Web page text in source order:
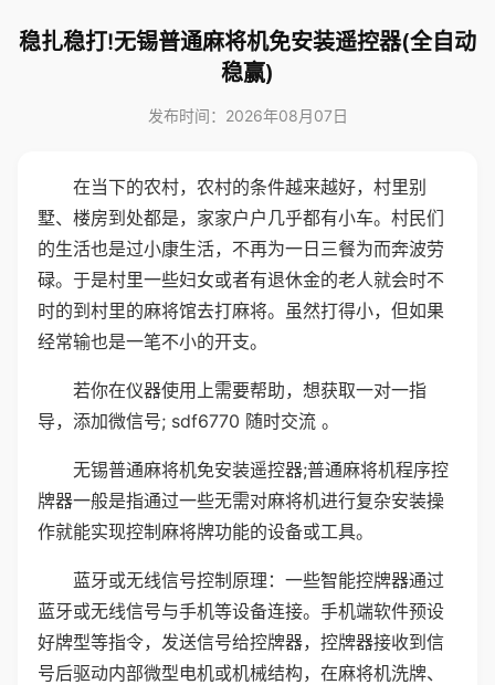
稳扎稳打!无锡普通麻将机免安装遥控器(全自动
稳赢)
发布时间：2026年08月07日
在当下的农村，农村的条件越来越好，村里别
墅、楼房到处都是，家家户户几乎都有小车。村民们
的生活也是过小康生活，不再为一日三餐为而奔波劳
碌。于是村里一些妇女或者有退休金的老人就会时不
时的到村里的麻将馆去打麻将。虽然打得小，但如果
经常输也是一笔不小的开支。
若你在仪器使用上需要帮助，想获取一对一指
导，添加微信号; sdf6770 随时交流 。
无锡普通麻将机免安装遥控器;普通麻将机程序控
牌器一般是指通过一些无需对麻将机进行复杂安装操
作就能实现控制麻将牌功能的设备或工具。
蓝牙或无线信号控制原理：一些智能控牌器通过
蓝牙或无线信号与手机等设备连接。手机端软件预设
好牌型等指令，发送信号给控牌器，控牌器接收到信
号后驱动内部微型电机或机械结构，在麻将机洗牌、